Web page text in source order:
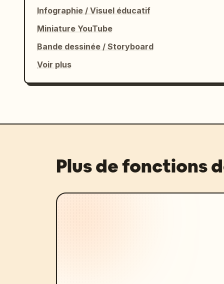
Infographie / Visuel éducatif
Miniature YouTube
Bande dessinée / Storyboard
Voir plus
Plus de fonctions